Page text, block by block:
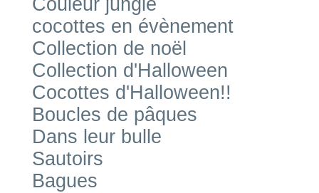
Couleur jungle
cocottes en évènement
Collection de noël
Collection d'Halloween
Cocottes d'Halloween!!
Boucles de pâques
Dans leur bulle
Sautoirs
Bagues